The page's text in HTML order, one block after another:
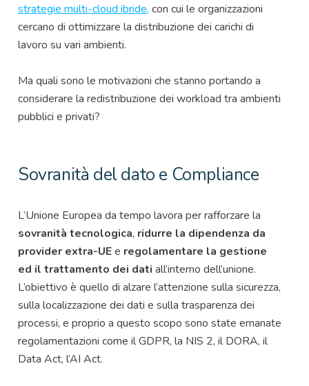
strategie multi-cloud ibride, con cui le organizzazioni
cercano di ottimizzare la distribuzione dei carichi di
lavoro su vari ambienti.
Ma quali sono le motivazioni che stanno portando a
considerare la redistribuzione dei workload tra ambienti
pubblici e privati?
Sovranità del dato e Compliance
L’Unione Europea da tempo lavora per rafforzare la
sovranità tecnologica, ridurre la dipendenza da
provider extra-UEe regolamentare la gestione
ed il trattamento dei dati all’interno dell’unione.
L’obiettivo è quello di alzare l’attenzione sulla sicurezza,
sulla localizzazione dei dati e sulla trasparenza dei
processi, e proprio a questo scopo sono state emanate
regolamentazioni come il GDPR, la NIS 2, il DORA, il
Data Act, l’AI Act.